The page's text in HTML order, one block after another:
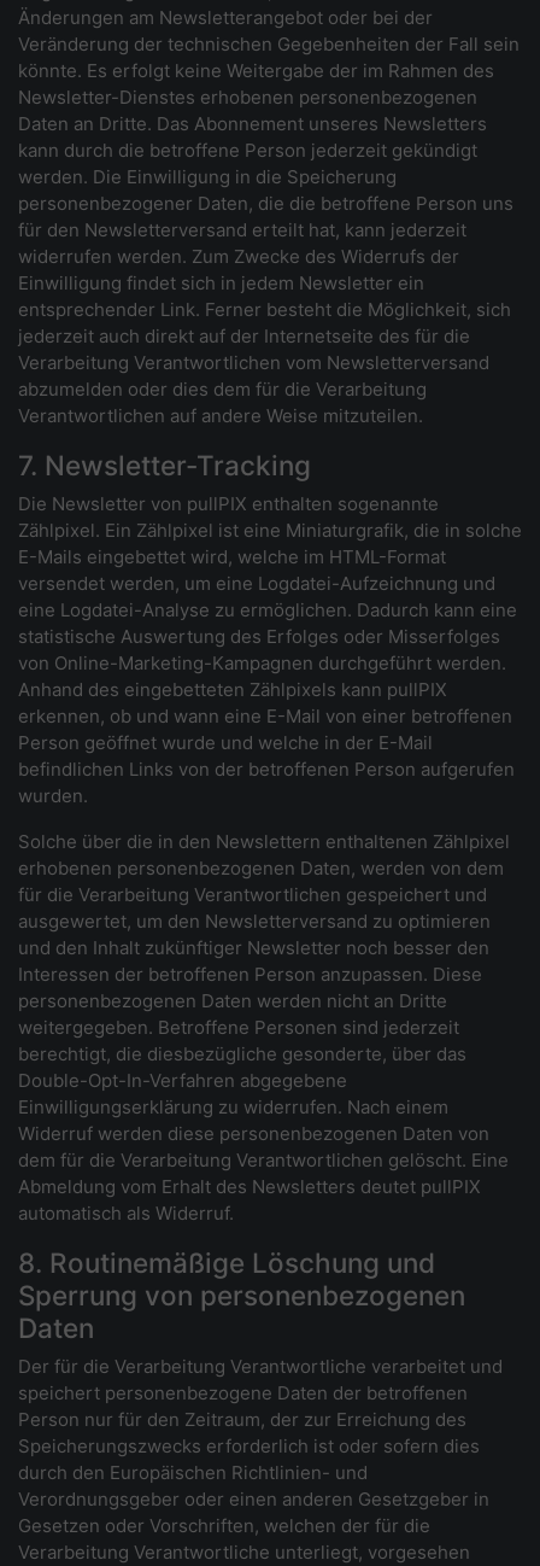
Änderungen am Newsletterangebot oder bei der
Veränderung der technischen Gegebenheiten der Fall sein
könnte. Es erfolgt keine Weitergabe der im Rahmen des
Newsletter-Dienstes erhobenen personenbezogenen
Daten an Dritte. Das Abonnement unseres Newsletters
kann durch die betroffene Person jederzeit gekündigt
werden. Die Einwilligung in die Speicherung
personenbezogener Daten, die die betroffene Person uns
für den Newsletterversand erteilt hat, kann jederzeit
widerrufen werden. Zum Zwecke des Widerrufs der
Einwilligung findet sich in jedem Newsletter ein
entsprechender Link. Ferner besteht die Möglichkeit, sich
jederzeit auch direkt auf der Internetseite des für die
Verarbeitung Verantwortlichen vom Newsletterversand
abzumelden oder dies dem für die Verarbeitung
Verantwortlichen auf andere Weise mitzuteilen.
7. Newsletter-Tracking
Die Newsletter von pullPIX enthalten sogenannte
Zählpixel. Ein Zählpixel ist eine Miniaturgrafik, die in solche
E-Mails eingebettet wird, welche im HTML-Format
versendet werden, um eine Logdatei-Aufzeichnung und
eine Logdatei-Analyse zu ermöglichen. Dadurch kann eine
statistische Auswertung des Erfolges oder Misserfolges
von Online-Marketing-Kampagnen durchgeführt werden.
Anhand des eingebetteten Zählpixels kann pullPIX
erkennen, ob und wann eine E-Mail von einer betroffenen
Person geöffnet wurde und welche in der E-Mail
befindlichen Links von der betroffenen Person aufgerufen
wurden.
Solche über die in den Newslettern enthaltenen Zählpixel
erhobenen personenbezogenen Daten, werden von dem
für die Verarbeitung Verantwortlichen gespeichert und
ausgewertet, um den Newsletterversand zu optimieren
und den Inhalt zukünftiger Newsletter noch besser den
Interessen der betroffenen Person anzupassen. Diese
personenbezogenen Daten werden nicht an Dritte
weitergegeben. Betroffene Personen sind jederzeit
berechtigt, die diesbezügliche gesonderte, über das
Double-Opt-In-Verfahren abgegebene
Einwilligungserklärung zu widerrufen. Nach einem
Widerruf werden diese personenbezogenen Daten von
dem für die Verarbeitung Verantwortlichen gelöscht. Eine
Abmeldung vom Erhalt des Newsletters deutet pullPIX
automatisch als Widerruf.
8. Routinemäßige Löschung und
Sperrung von personenbezogenen
Daten
Der für die Verarbeitung Verantwortliche verarbeitet und
speichert personenbezogene Daten der betroffenen
Person nur für den Zeitraum, der zur Erreichung des
Speicherungszwecks erforderlich ist oder sofern dies
durch den Europäischen Richtlinien- und
Verordnungsgeber oder einen anderen Gesetzgeber in
Gesetzen oder Vorschriften, welchen der für die
Verarbeitung Verantwortliche unterliegt, vorgesehen